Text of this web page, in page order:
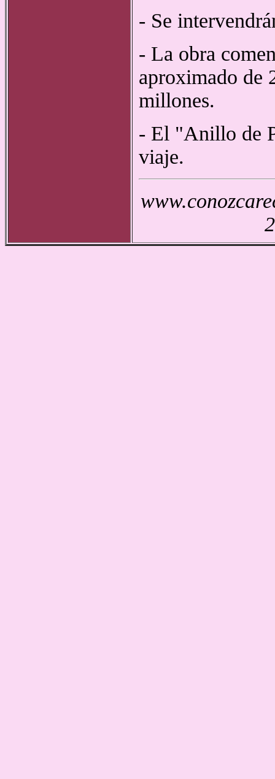
- Se
- La obra
aproximado de
millones.
- El "Anillo de
viaje.